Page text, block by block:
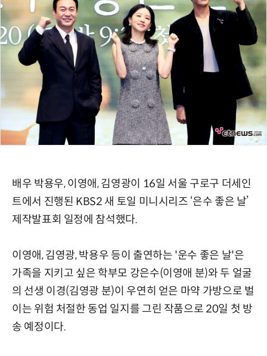
배우 박용우, 이영애, 김영광이 16일 서울 구로구 더세인
트에서 진행된 KBS2 새 토일 미니시리즈 ‘은수 좋은 날’
제작발표회 일정에 참석했다.
이영애, 김영광, 박용우 등이 출연하는 '운수 좋은 날'은
가족을 지키고 싶은 학부모 강은수(이영애 분)와 두 얼굴
의 선생 이경(김영광 분)이 우연히 얻은 마약 가방으로 벌
이는 위험 처절한 동업 일지를 그린 작품으로 20일 첫 방
송 예정이다.